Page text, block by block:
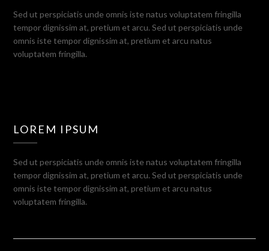
Sed ut perspiciatis unde omnis iste natus voluptatem fringilla
tempor dignissim at, pretium et arcu. Sed ut perspiciatis unde
omnis iste tempor dignissim at, pretium et arcu natus
voluptatem fringilla.
LOREM IPSUM
Sed ut perspiciatis unde omnis iste natus voluptatem fringilla
tempor dignissim at, pretium et arcu. Sed ut perspiciatis unde
omnis iste tempor dignissim at, pretium et arcu natus
voluptatem fringilla.